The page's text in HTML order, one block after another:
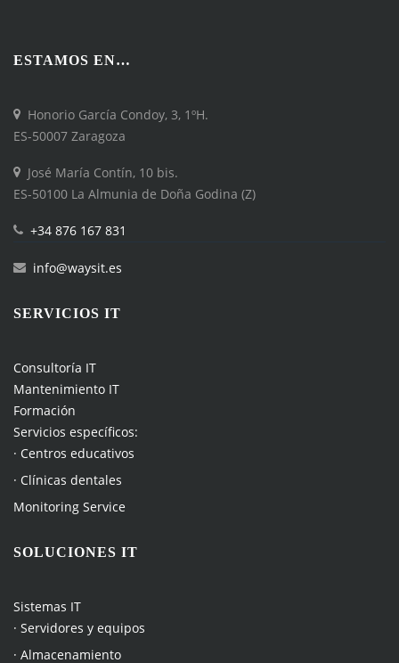
ESTAMOS EN…
Honorio García Condoy, 3, 1ºH.
ES-50007 Zaragoza
José María Contín, 10 bis.
ES-50100 La Almunia de Doña Godina (Z)
+34 876 167 831
info@waysit.es
SERVICIOS IT
Consultoría IT
Mantenimiento IT
Formación
Servicios específicos:
· Centros educativos
· Clínicas dentales
Monitoring Service
SOLUCIONES IT
Sistemas IT
· Servidores y equipos
· Almacenamiento